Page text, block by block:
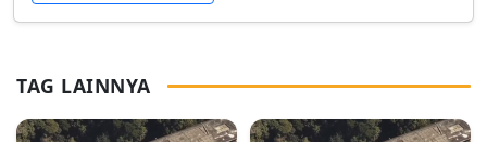
TAG LAINNYA